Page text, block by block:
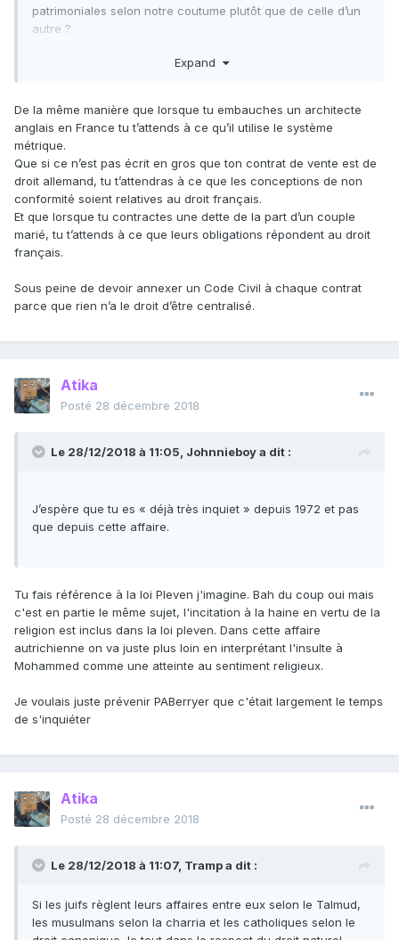
patrimoniales selon notre coutume plutôt que de celle d’un
autre ?
Expand
De la même manière que lorsque tu embauches un architecte
anglais en France tu t’attends à ce qu’il utilise le système
métrique.
Que si ce n’est pas écrit en gros que ton contrat de vente est de
droit allemand, tu t’attendras à ce que les conceptions de non
conformité soient relatives au droit français.
Et que lorsque tu contractes une dette de la part d’un couple
marié, tu t’attends à ce que leurs obligations répondent au droit
français.
Sous peine de devoir annexer un Code Civil à chaque contrat
parce que rien n’a le droit d’être centralisé.
Atika
Posté 28 décembre 2018
Le 28/12/2018 à 11:05, Johnnieboya dit :
J’espère que tu es « déjà très inquiet » depuis 1972 et pas
que depuis cette affaire.
Tu fais référence à la loi Pleven j'imagine. Bah du coup oui mais
c'est en partie le même sujet, l'incitation à la haine en vertu de la
religion est inclus dans la loi pleven. Dans cette affaire
autrichienne on va juste plus loin en interprétant l'insulte à
Mohammed comme une atteinte au sentiment religieux.
Je voulais juste prévenir PABerryer que c'était largement le temps
de s'inquiéter
Atika
Posté 28 décembre 2018
Le 28/12/2018 à 11:07, Trampa dit :
Si les juifs règlent leurs affaires entre eux selon le Talmud,
les musulmans selon la charria et les catholiques selon le